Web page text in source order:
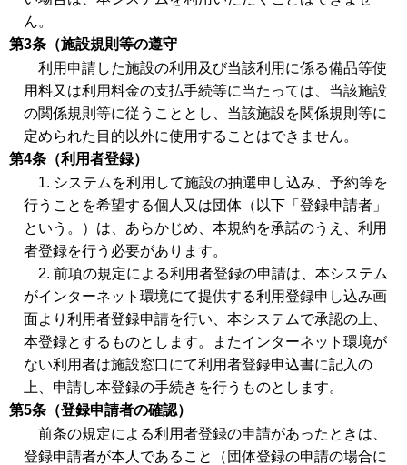
ん。
第3条（施設規則等の遵守
利用申請した施設の利用及び当該利用に係る備品等使
用料又は利用料金の支払手続等に当たっては、当該施設
の関係規則等に従うこととし、当該施設を関係規則等に
定められた目的以外に使用することはできません。
第4条（利用者登録）
1. システムを利用して施設の抽選申し込み、予約等を
行うことを希望する個人又は団体（以下「登録申請者」
という。）は、あらかじめ、本規約を承諾のうえ、利用
者登録を行う必要があります。
2. 前項の規定による利用者登録の申請は、本システム
がインターネット環境にて提供する利用登録申し込み画
面より利用者登録申請を行い、本システムで承認の上、
本登録とするものとします。またインターネット環境が
ない利用者は施設窓口にて利用者登録申込書に記入の
上、申請し本登録の手続きを行うものとします。
第5条（登録申請者の確認）
前条の規定による利用者登録の申請があったときは、
登録申請者が本人であること（団体登録の申請の場合に